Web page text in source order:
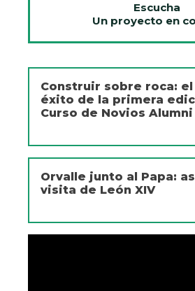
Escucha
Un proyecto en
Construir sobre roca:
éxito de la primera
Curso de Novios Alumni
Orvalle junto al Papa:
visita de León XIV